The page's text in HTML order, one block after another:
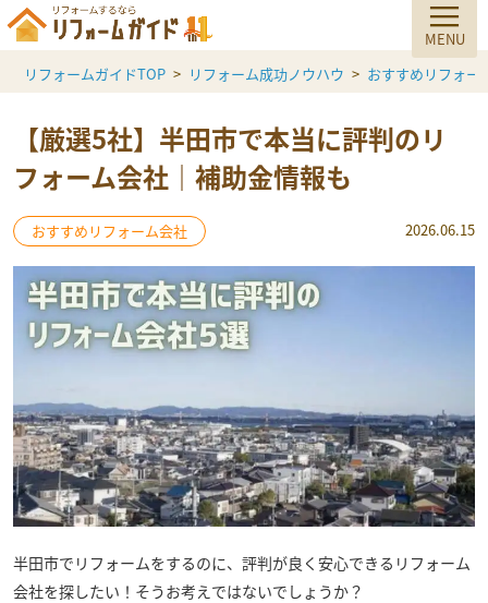
リフォームガイドTOP リフォーム成功ノウハウ おすすめリフォー
【厳選5社】半田市で本当に評判のリ
フォーム会社｜補助金情報も
おすすめリフォーム会社 2026.06.15
半田市でリフォームをするのに、評判が良く安心できるリフォーム
会社を探したい！そうお考えではないでしょうか？